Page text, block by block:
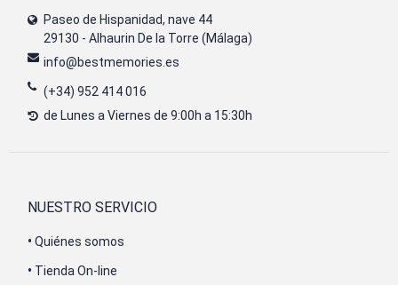
Paseo de Hispanidad, nave 44
29130 - Alhaurin De la Torre (Málaga)
info@bestmemories.es
(+34) 952 414 016
de Lunes a Viernes de 9:00h a 15:30h
NUESTRO SERVICIO
• Quiénes somos
• Tienda On-line